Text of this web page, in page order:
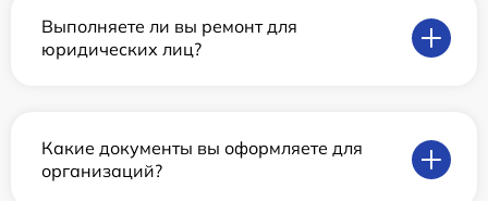
Выполняете ли вы ремонт для
юридических лиц?
Какие документы вы оформляете для
организаций?